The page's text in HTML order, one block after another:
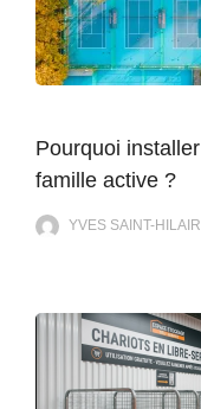
Pourquoi
famille active ?
YVES SAINT-